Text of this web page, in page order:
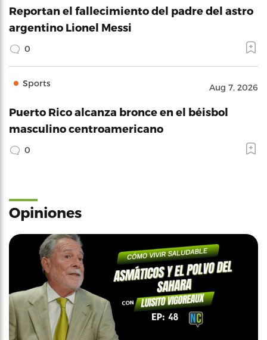
Reportan el fallecimiento del padre del astro
argentino Lionel Messi
0
Sports Aug 7, 2026
Puerto Rico alcanza bronce en el béisbol
masculino centroamericano
0
Opiniones